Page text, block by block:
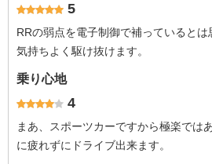
5
RRの弱点を電子制御で補っていると
気持ちよく駆け抜けます。
乗り心地
4
まあ、スポーツカーですから極楽では
に疲れずにドライブ出来ます。